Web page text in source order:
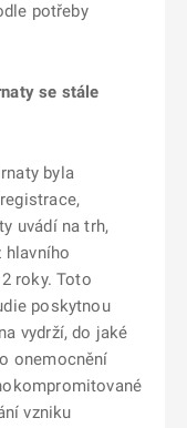
potřeby
se stále
byla
uvádí na trh,
hlavního
roky. Toto
poskytnou
vydrží, do jaké
onemocnění
vzniku